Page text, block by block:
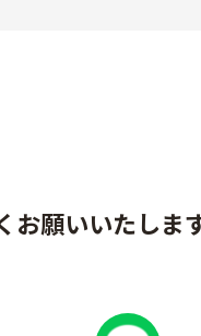
お願いいたしま